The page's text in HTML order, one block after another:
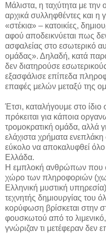
Μάλιστα, η ταχύτητα με την
αρχικά συλληφθέντες και
«στέκια» – κατοικίες,
αφού αποδεικνύεται πως
ασφαλείας στο εσωτερικό
ομάδας». Δηλαδή, κατά
δεν διατηρούσε
εξασφάλισε επίπεδα
επαφές μελών μεταξύ της
Έτσι, καταλήγουμε στο
πρόκειται για κάποια
τρομοκρατική ομάδα, αλλά
ελάχιστα χρήματα
εύκολο να αποκαλυφθεί όλο
Ελλάδα.
Η εμπλοκή ανθρώπων που
χώρο των πληροφοριών
Ελληνική μυστική
τεχνητής δημιουργίας του
κορύφωση βρίσκεται στην
φουσκωτού από το
γνώριζαν τι μετέφεραν δεν